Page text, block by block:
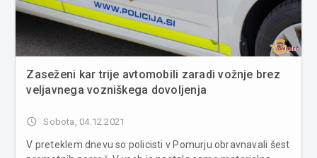
Zaseženi kar trije avtomobili zaradi vožnje brez
veljavnega vozniškega dovoljenja
access_time Sobota, 04.12.2021
V preteklem dnevu so policisti v Pomurju obravnavali šest